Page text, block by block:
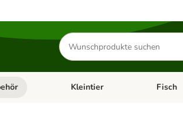
Produkte
suchen
Katzenfutter & ZubehörKategorie-Menü öffnen:
Kleintier Fisch